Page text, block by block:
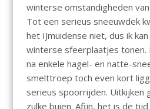
winterse omstandigheden
Tot een serieus sneeuwdek
het IJmuidense niet, dus ik
winterse sfeerplaatjes tonen.
na enkele hagel- en natte-
smelttroep toch even kort
serieus spoorrijden. Uitkijken
zulke buien. Afijn, het is de